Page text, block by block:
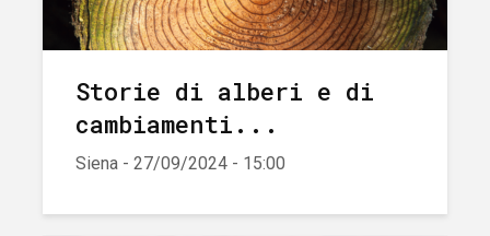
Storie di alberi e di
cambiamenti...
Siena - 27/09/2024 - 15:00